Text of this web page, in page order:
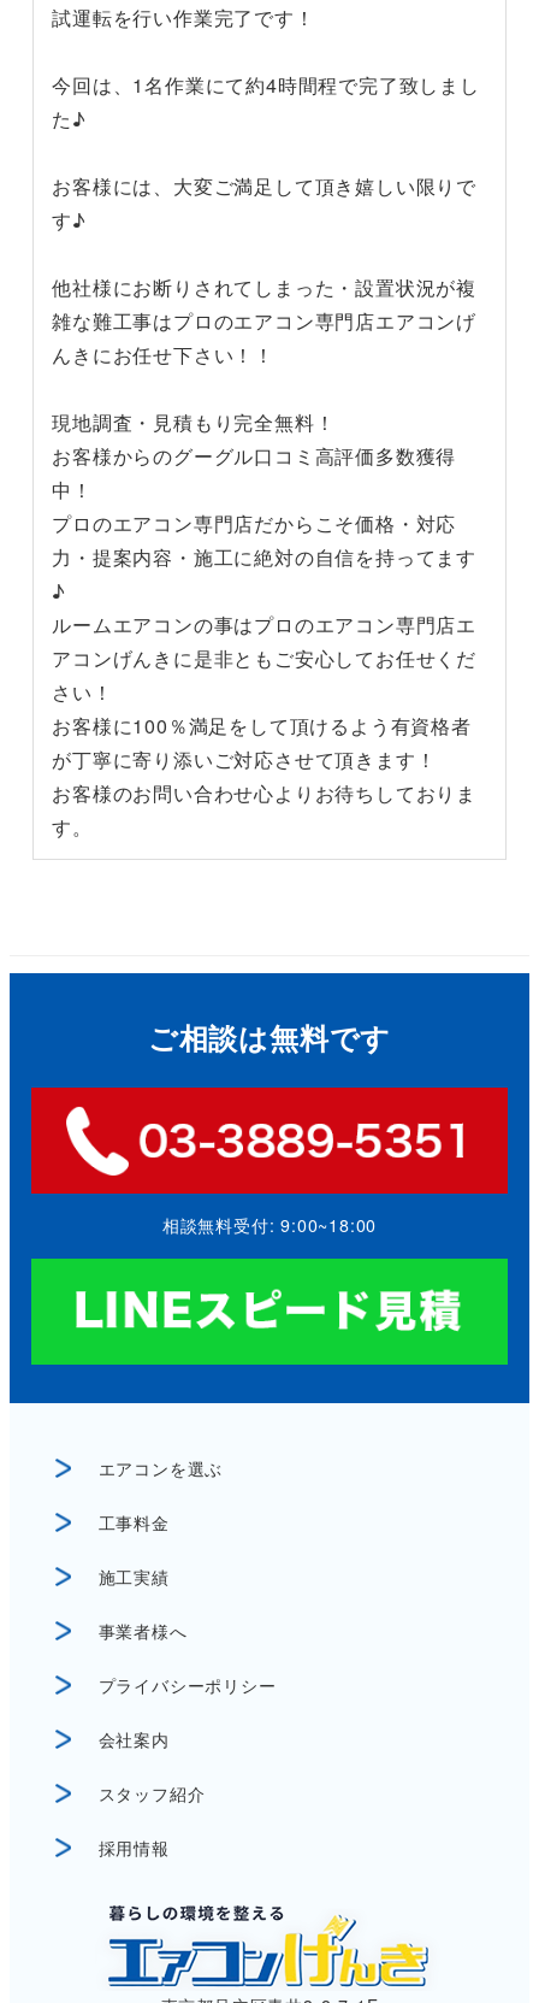
試運転を行い作業完了です！
今回は、1名作業にて約4時間程で完了致しまし
た♪
お客様には、大変ご満足して頂き嬉しい限りで
す♪
他社様にお断りされてしまった・設置状況が複
雑な難工事はプロのエアコン専門店エアコンげ
んきにお任せ下さい！！
現地調査・見積もり完全無料！
お客様からのグーグル口コミ高評価多数獲得
中！
プロのエアコン専門店だからこそ価格・対応
力・提案内容・施工に絶対の自信を持ってます
♪
ルームエアコンの事はプロのエアコン専門店エ
アコンげんきに是非ともご安心してお任せくだ
さい！
お客様に100％満足をして頂けるよう有資格者
が丁寧に寄り添いご対応させて頂きます！
お客様のお問い合わせ心よりお待ちしておりま
す。
ご相談は無料です
相談無料受付: 9:00~18:00
エアコンを選ぶ
工事料金
施工実績
事業者様へ
プライバシーポリシー
会社案内
スタッフ紹介
採用情報